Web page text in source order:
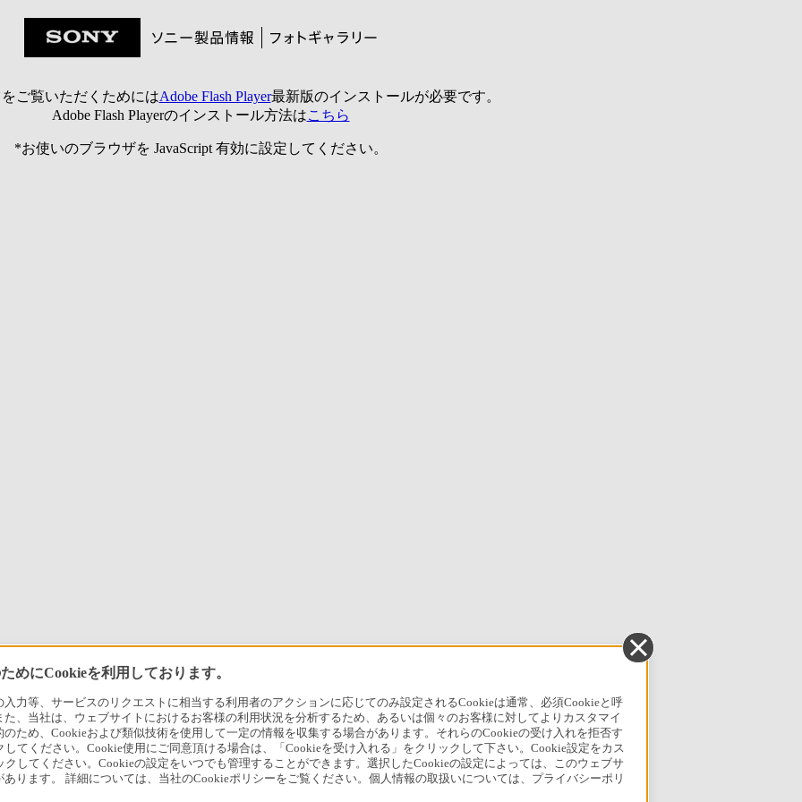
ご覧いただくためにはAdobe Flash Player最新版のインストールが必要です。
Adobe Flash Playerのインストール方法はこちら
*お使いのブラウザを JavaScript 有効に設定してください。
めにCookieを利用しております。
力等、サービスのリクエストに相当する利用者のアクションに応じてのみ設定されるCookieは通常、必須Cookieと呼
、当社は、ウェブサイトにおけるお客様の利用状況を分析するため、あるいは個々のお客様に対してよりカスタマイ
ため、Cookieおよび類似技術を使用して一定の情報を収集する場合があります。それらのCookieの受け入れを拒否す
てください。Cookie使用にご同意頂ける場合は、「Cookieを受け入れる」をクリックして下さい。Cookie設定をカス
してください。Cookieの設定をいつでも管理することができます。選択したCookieの設定によっては、このウェブサ
ります。 詳細については、当社のCookieポリシーをご覧ください。個人情報の取扱いについては、プライバシーポリ